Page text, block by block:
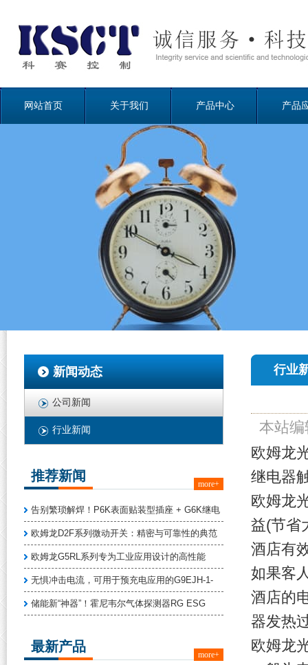
网站首页 关于我们 产品中心 产品
新闻动态
公司新闻
行业新闻
推荐新闻
more+
告别繁琐解焊！P6K表面贴装型插座 + G6K继电
欧姆龙D2F系列微动开关：精密与可靠性的典范
欧姆龙G5RL系列专为工业应用设计的高性能
无惧冲击电流，可用于预充电应用的G9EJH-1-
储能新“神器”！霍尼韦尔气体探测器RG ESG
最新产品
more+
行业
本站
欧姆龙
继电器
欧姆龙
益(节省
酒店有
如果客
酒店的
器发热
欧姆龙